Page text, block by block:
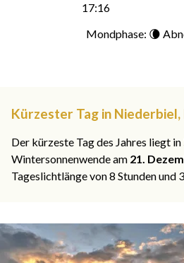
17:16
Mondphase: 🌘
Kürzester Tag in Niederbiel,
Der kürzeste Tag des Jahres liegt
Wintersonnenwende am 21.
Tageslichtlänge von 8 Stunden und